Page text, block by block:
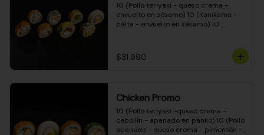
10 (Pollo teriyaki - queso crema -
envuelto en sésamo) 10 (Kanikama -
palta - envuelto en sésamo) 10
envuelto en queso crema) 10
(Camarón - queso crema - cebollín -
teriyaki - queso crema - cebollín -
envuelto en masa tempura) 10
(Pimentón - queso crema - cebollín -
envuelto en masa tempura)
$31.990
Chicken Promo
10 (Pollo teriyaki -queso crema -
cebollín - apanado en panko) 10 (Pollo
apanado - queso crema - pimentón -